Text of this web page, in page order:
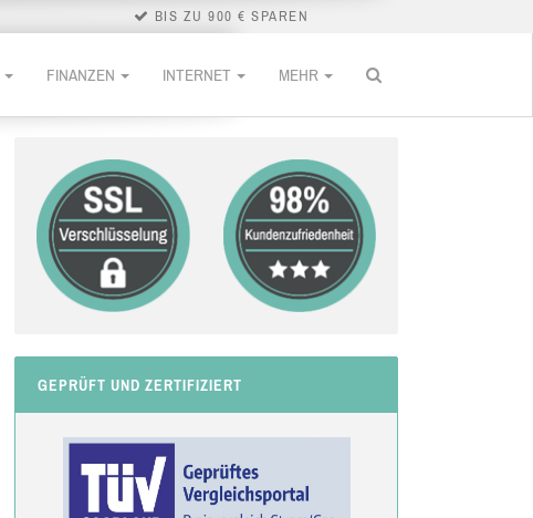
BIS ZU 900 € SPAREN
FINANZEN INTERNET MEHR
GEPRÜFT UND ZERTIFIZIERT